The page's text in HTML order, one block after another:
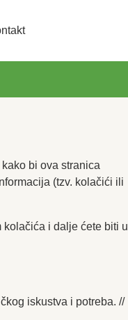
bi ova stranica
(tzv. kolačići ili
i dalje ćete biti u
iskustva i potreba. //